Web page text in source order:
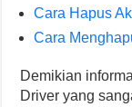
Cara Hapus
Cara
Demikian
Driver yang